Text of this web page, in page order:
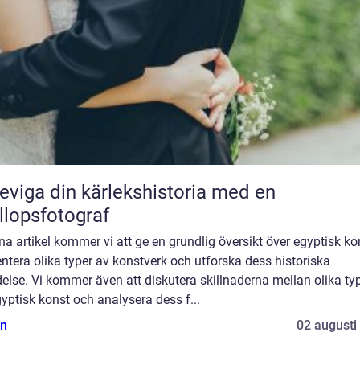
din kärlekshistoria med en
artikel kommer vi att ge en grundlig översikt över egyptisk
olika typer av konstverk och utforska dess historiska
Vi kommer även att diskutera skillnaderna mellan olika
konst och analysera dess f...
02 augusti